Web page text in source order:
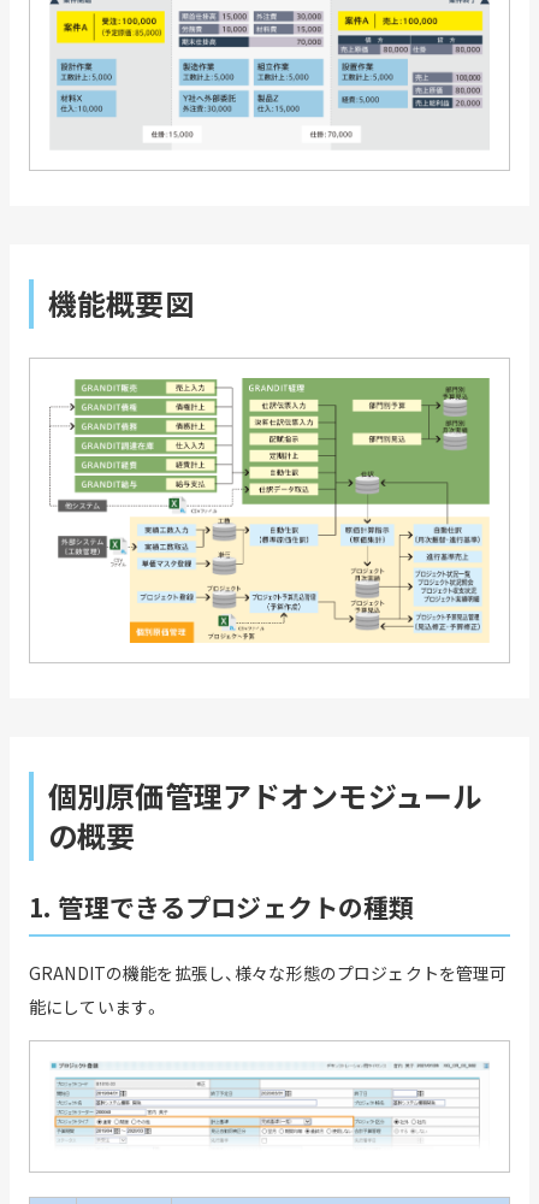
機能概要図
個別原価管理アドオンモジュール
の概要
1. 管理できるプロジェクトの種類
GRANDITの機能を拡張し、様々な形態のプロジェクトを管理可
能にしています。